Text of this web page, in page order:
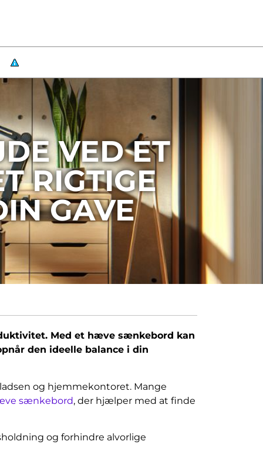
VED ET
RIGTIGE
GAVE
Med et hæve sænkebord kan
den ideelle balance i din
og hjemmekontoret. Mange
sænkebord, der hjælper med at finde
og forhindre alvorlige